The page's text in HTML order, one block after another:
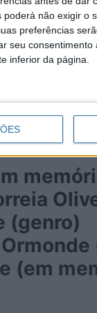
poderá não exigir o
preferências
seu
inferior da página.
César
na
(genro)
(em